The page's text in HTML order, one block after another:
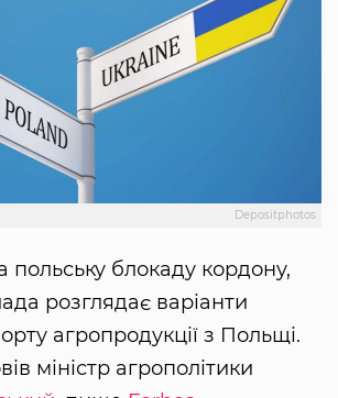
Depositphotos
польську блокаду кордону,
розглядає варіанти
агропродукції з Польщі.
міністр агрополітики